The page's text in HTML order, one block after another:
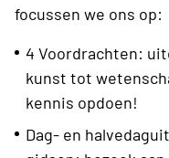
focussen we ons op:
4 Voordrachten:
kunst tot
kennis opdoen!
Dag- en